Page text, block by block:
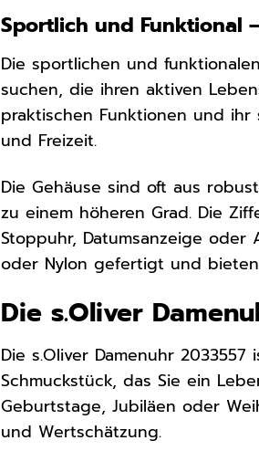
Sportlich und Funktional
Die sportlichen und
suchen, die ihren aktiven
praktischen Funktionen und
und Freizeit.
Die Gehäuse sind oft aus
zu einem höheren Grad. Die
Stoppuhr, Datumsanzeige
oder Nylon gefertigt und
Die s.Oliver
Die s.Oliver Damenuhr
Schmuckstück, das Sie ein
Geburtstage, Jubiläen oder
und Wertschätzung.